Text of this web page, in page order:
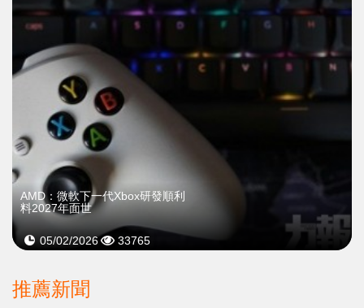
AMD：微軟下一代Xbox研發順利
料2027年面世
05/02/2026 33765
推薦新聞